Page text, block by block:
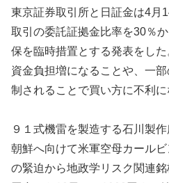
東京証券取引所と日証金は4月
取引の委託証拠金比率を30％
保を臨時措置とする発表をし
資金負担増になることや、一
制されることで買い方に不利に
９１式機雷を製造する石川製
朝鮮へ向けて米軍空母カール
の緊迫から地政学リスク関連